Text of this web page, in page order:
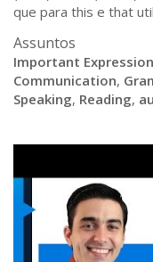
que para this e that
Assuntos
Important
Communication,
Speaking, Reading,